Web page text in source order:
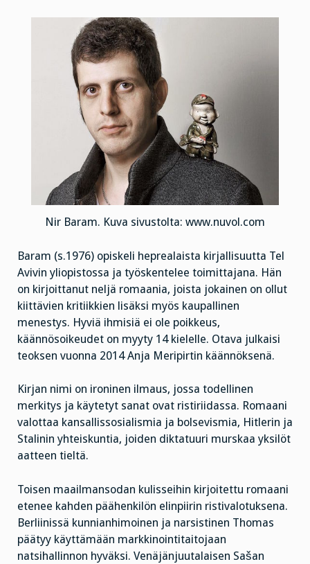
Nir Baram. Kuva sivustolta: www.nuvol.com
Baram (s.1976) opiskeli heprealaista kirjallisuutta Tel
Avivin yliopistossa ja työskentelee toimittajana. Hän
on kirjoittanut neljä romaania, joista jokainen on ollut
kiittävien kritiikkien lisäksi myös kaupallinen
menestys. Hyviä ihmisiä ei ole poikkeus,
käännösoikeudet on myyty 14 kielelle. Otava julkaisi
teoksen vuonna 2014 Anja Meripirtin käännöksenä.
Kirjan nimi on ironinen ilmaus, jossa todellinen
merkitys ja käytetyt sanat ovat ristiriidassa. Romaani
valottaa kansallissosialismia ja bolsevismia, Hitlerin ja
Stalinin yhteiskuntia, joiden diktatuuri murskaa yksilöt
aatteen tieltä.
Toisen maailmansodan kulisseihin kirjoitettu romaani
etenee kahden päähenkilön elinpiirin ristivalotuksena.
Berliinissä kunnianhimoinen ja narsistinen Thomas
päätyy käyttämään markkinointitaitojaan
natsihallinnon hyväksi. Venäjänjuutalaisen Sašan